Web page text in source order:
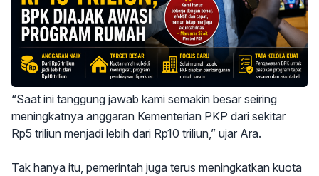
“Saat ini tanggung jawab kami semakin besar seiring
meningkatnya anggaran Kementerian PKP dari sekitar
Rp5 triliun menjadi lebih dari Rp10 triliun,” ujar Ara.
Tak hanya itu, pemerintah juga terus meningkatkan kuota